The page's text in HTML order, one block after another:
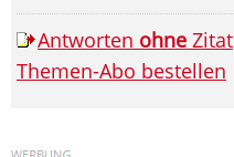
Antworten ohne Zitat
Themen-Abo bestellen